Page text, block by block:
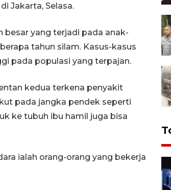
Jakarta, Selasa.
besar yang terjadi pada anak-
tahun silam. Kasus-kasus
pada populasi yang terpajan.
kedua terkena penyakit
pada jangka pendek seperti
ke tubuh ibu hamil juga bisa
ialah orang-orang yang bekerja